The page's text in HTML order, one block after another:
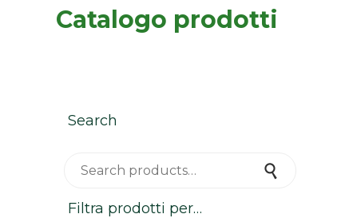
Catalogo prodotti
Search
Search
Filtra prodotti per…